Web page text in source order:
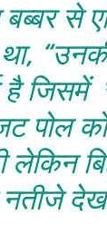
से
“उनकी
जिसमें
पोल
लेकिन
नतीजे